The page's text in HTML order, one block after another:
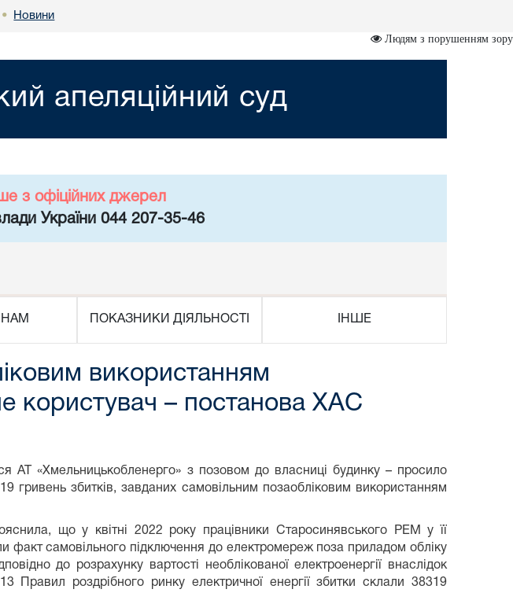
• Новини
Людям з порушенням зору
апеляційний суд
з офіційних джерел
України 044 207-35-46
ПОКАЗНИКИ ДІЯЛЬНОСТІ ІНШЕ
використанням
користувач – постанова ХАС
АТ «Хмельницькобленерго» з позовом до власниці будинку – просило
гривень збитків, завданих самовільним позаобліковим використанням
що у квітні 2022 року працівники Старосинявського РЕМ у її
факт самовільного підключення до електромереж поза приладом обліку
до розрахунку вартості необлікованої електроенергії внаслідок
Правил роздрібного ринку електричної енергії збитки склали 38319